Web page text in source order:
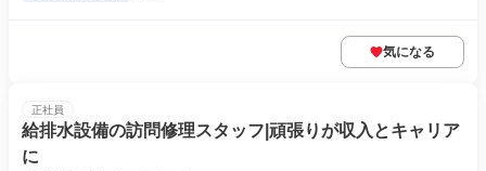
気になる
正社員
給排水設備の訪問修理スタッフ|頑張りが収入とキャリア
に